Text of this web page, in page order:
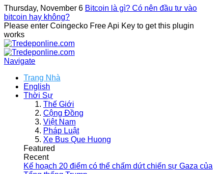
Thursday, November 6 Bitcoin là gì? Có nên đầu tư vào
bitcoin hay không?
Please enter Coingecko Free Api Key to get this plugin
works
Navigate
Trang Nhà
English
Thời Sự
Thế Giới
Cộng Đồng
Việt Nam
Pháp Luật
Xe Bus Que Huong
Featured
Recent
Kế hoạch 20 điểm có thể chấm dứt chiến sự Gaza của